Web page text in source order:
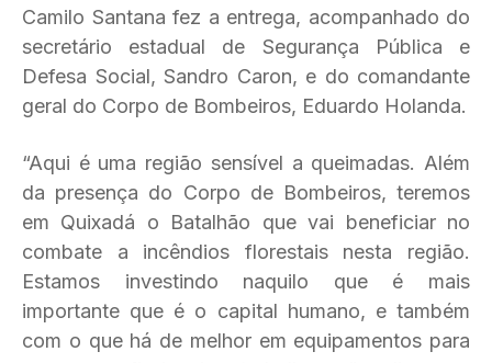
Camilo Santana fez a entrega, acompanhado do
secretário estadual de Segurança Pública e
Defesa Social, Sandro Caron, e do comandante
geral do Corpo de Bombeiros, Eduardo Holanda.
“Aqui é uma região sensível a queimadas. Além
da presença do Corpo de Bombeiros, teremos
em Quixadá o Batalhão que vai beneficiar no
combate a incêndios florestais nesta região.
Estamos investindo naquilo que é mais
importante que é o capital humano, e também
com o que há de melhor em equipamentos para